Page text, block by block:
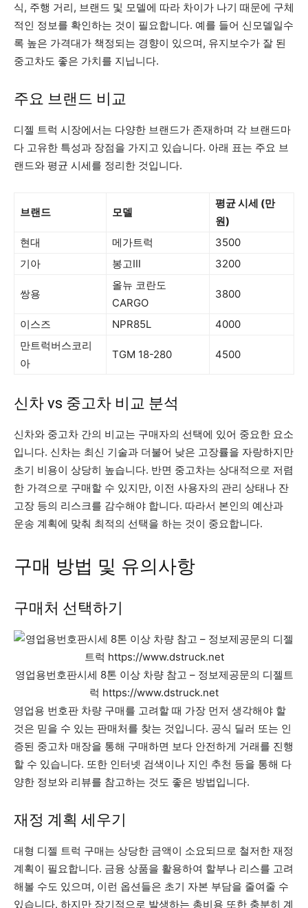
식, 주행 거리, 브랜드 및 모델에 따라 차이가 나기 때문에 구체
적인 정보를 확인하는 것이 필요합니다. 예를 들어 신모델일수
록 높은 가격대가 책정되는 경향이 있으며, 유지보수가 잘 된
중고차도 좋은 가치를 지닙니다.
주요 브랜드 비교
디젤 트럭 시장에서는 다양한 브랜드가 존재하며 각 브랜드마
다 고유한 특성과 장점을 가지고 있습니다. 아래 표는 주요 브
랜드와 평균 시세를 정리한 것입니다.
브랜드 모델
평균 시세 (만
원)
현대
메가트럭
3500
기아
봉고Ⅲ 3200
쌍용
올뉴 코란도
CARGO
3800
이스즈 NPR85L
4000
만트럭버스코리
아
TGM 18-280 4500
신차 vs 중고차 비교 분석
신차와 중고차 간의 비교는 구매자의 선택에 있어 중요한 요소
입니다. 신차는 최신 기술과 더불어 낮은 고장률을 자랑하지만
초기 비용이 상당히 높습니다. 반면 중고차는 상대적으로 저렴
한 가격으로 구매할 수 있지만, 이전 사용자의 관리 상태나 잔
고장 등의 리스크를 감수해야 합니다. 따라서 본인의 예산과
운송 계획에 맞춰 최적의 선택을 하는 것이 중요합니다.
구매 방법 및 유의사항
구매처 선택하기
영업용번호판시세 8톤 이상 차량 참고 – 정보제공문의 디젤트
럭 https://www.dstruck.net
영업용 번호판 차량 구매를 고려할 때 가장 먼저 생각해야 할
것은 믿을 수 있는 판매처를 찾는 것입니다. 공식 딜러 또는 인
증된 중고차 매장을 통해 구매하면 보다 안전하게 거래를 진행
할 수 있습니다. 또한 인터넷 검색이나 지인 추천 등을 통해 다
양한 정보와 리뷰를 참고하는 것도 좋은 방법입니다.
재정 계획 세우기
대형 디젤 트럭 구매는 상당한 금액이 소요되므로 철저한 재정
계획이 필요합니다. 금융 상품을 활용하여 할부나 리스를 고려
해볼 수도 있으며, 이런 옵션들은 초기 자본 부담을 줄여줄 수
있습니다. 하지만 장기적으로 발생하는 총비용 또한 충분히 계